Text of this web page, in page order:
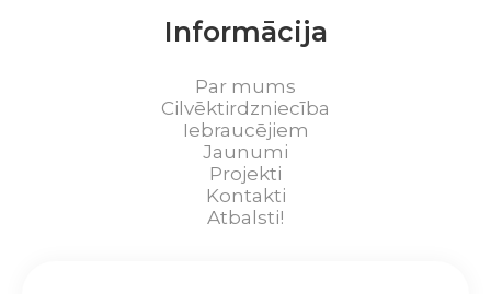
Informācija
Par mums
Cilvēktirdzniecība
Iebraucējiem
Jaunumi
Projekti
Kontakti
Atbalsti!